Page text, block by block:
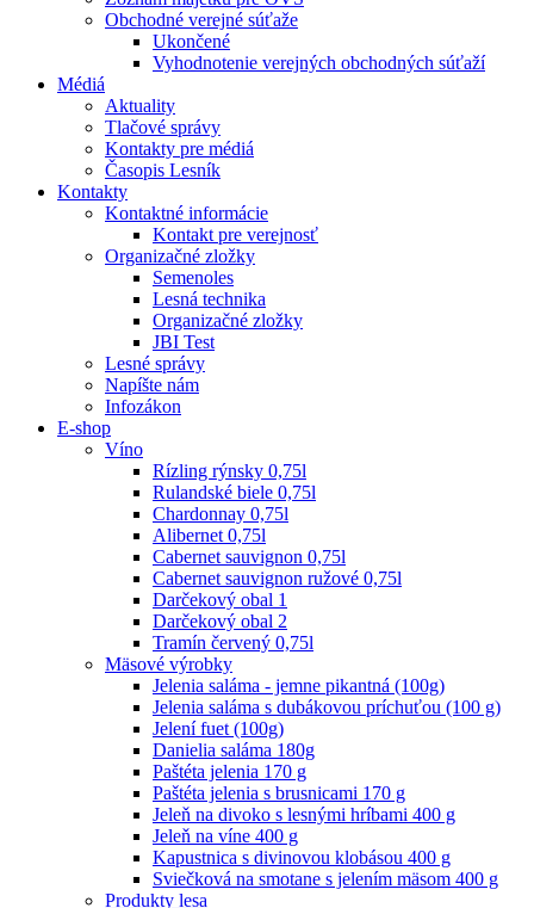
Obchodné verejné súťaže
Ukončené
Vyhodnotenie verejných obchodných súťaží
Médiá
Aktuality
Tlačové správy
Kontakty pre médiá
Časopis Lesník
Kontakty
Kontaktné informácie
Kontakt pre verejnosť
Organizačné zložky
Semenoles
Lesná technika
Organizačné zložky
JBI Test
Lesné správy
Napíšte nám
Infozákon
E-shop
Víno
Rízling rýnsky 0,75l
Rulandské biele 0,75l
Chardonnay 0,75l
Alibernet 0,75l
Cabernet sauvignon 0,75l
Cabernet sauvignon ružové 0,75l
Darčekový obal 1
Darčekový obal 2
Tramín červený 0,75l
Mäsové výrobky
Jelenia saláma - jemne pikantná (100g)
Jelenia saláma s dubákovou príchuťou (100 g)
Jelení fuet (100g)
Danielia saláma 180g
Paštéta jelenia 170 g
Paštéta jelenia s brusnicami 170 g
Jeleň na divoko s lesnými hríbami 400 g
Jeleň na víne 400 g
Kapustnica s divinovou klobásou 400 g
Sviečková na smotane s jelením mäsom 400 g
Produkty lesa